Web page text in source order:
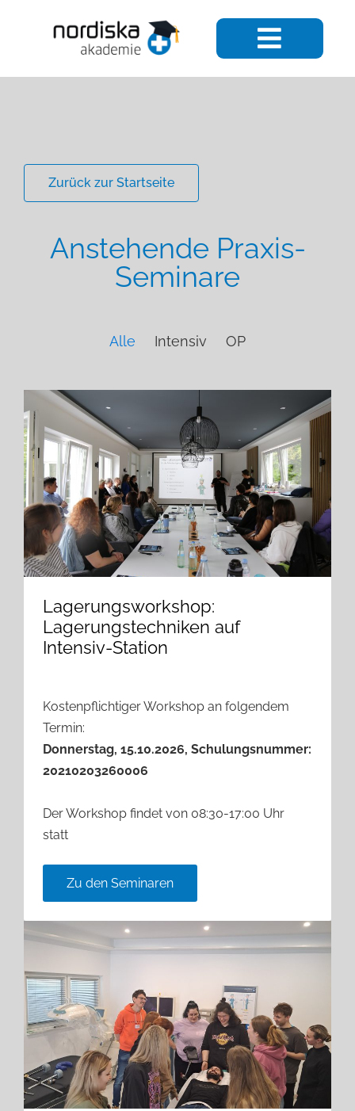
Zurück zur Startseite
Anstehende Praxis-
Seminare
Alle Intensiv OP
Lagerungsworkshop:
Lagerungstechniken auf
Intensiv-Station
Kostenpflichtiger Workshop an folgendem
Termin:
Donnerstag, 15.10.2026, Schulungsnummer:
20210203260006
Der Workshop findet von 08:30-17:00 Uhr
statt
Zu den Seminaren